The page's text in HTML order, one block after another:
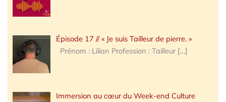
Épisode 17 // « Je suis Tailleur de pierre. »
Prénom : Lilian Profession : Tailleur […]
Immersion au cœur du Week-end Culture